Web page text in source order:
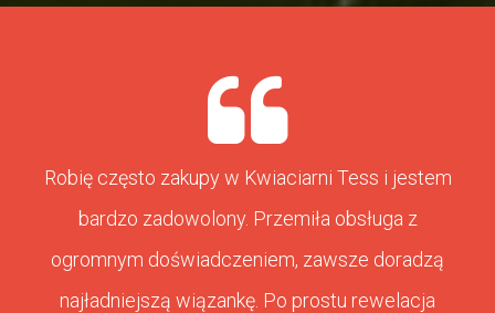
Robię często zakupy w Kwiaciarni Tess i jestem
bardzo zadowolony. Przemiła obsługa z
ogromnym doświadczeniem, zawsze doradzą
najładniejszą wiązankę. Po prostu rewelacja